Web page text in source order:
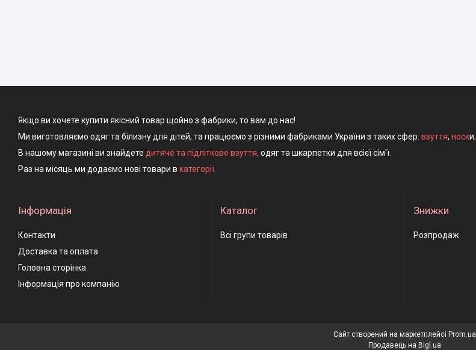
Якщо ви хочете купити якісний товар щойно з фабрики, то вам до нас!
Ми виготовляємо одяг та білизну для дітей, та працюємо з різними фабриками України з таких сфер: взуття, носки,
В нашому магазині ви знайдете дитяче та підліткове взуття, одяг та шкарпетки для всієї сім'ї.
Раз на місяць ми додаємо нові товари в категорії.
Інформація
Контакти
Доставка та оплата
Головна сторінка
Інформація про компанію
Каталог
Всі групи товарів
Знижки
Розпродаж
Сайт створений на маркетплейсі Prom.ua
Продавець на Bigl.ua